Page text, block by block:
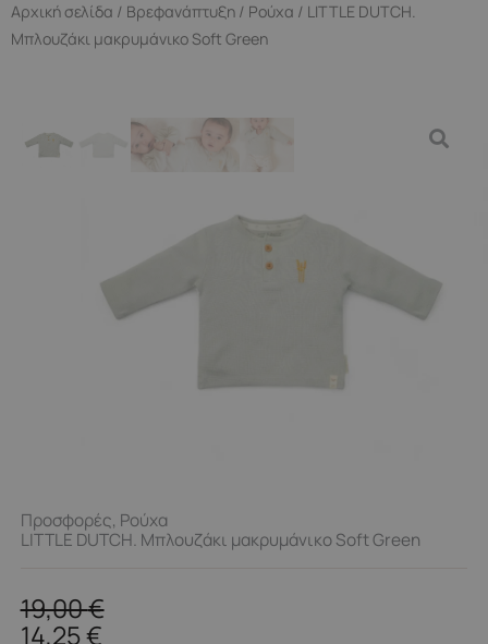
Αρχική σελίδα / Βρεφανάπτυξη / Ρούχα / LITTLE DUTCH.
Μπλουζάκι μακρυμάνικο Soft Green
Προσφορές, Ρούχα
LITTLE DUTCH. Μπλουζάκι μακρυμάνικο Soft Green
19,00€
14,25€